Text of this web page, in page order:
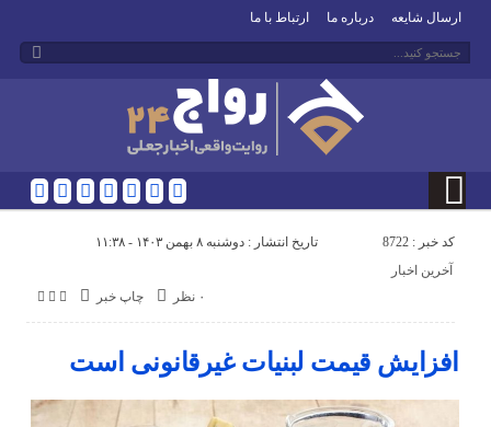
ارسال شایعه درباره ما ارتباط با ما
کد خبر : 8722 تاریخ انتشار : دوشنبه ۸ بهمن ۱۴۰۳ - ۱۱:۳۸
چاپ خبر ۰ نظر
آخرین اخبار
افزایش قیمت لبنیات غیرقانونی است